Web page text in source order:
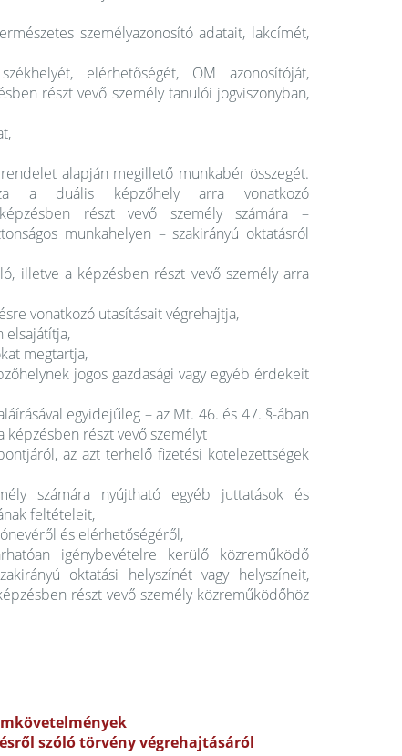
személyazonosító adatait, lakcímét,
elérhetőségét, OM azonosítóját,
részt vevő személy tanulói jogviszonyban,
alapján megillető munkabér összegét.
a duális képzőhely arra vonatkozó
részt vevő személy számára –
munkahelyen – szakirányú oktatásról
illetve a képzésben részt vevő személy arra
vonatkozó utasításait végrehajtja,
elsajátítja,
megtartja,
jogos gazdasági vagy egyéb érdekeit
egyidejűleg – az Mt. 46. és 47. §-ában
részt vevő személyt
az azt terhelő fizetési kötelezettségek
számára nyújtható egyéb juttatások és
feltételeit,
és elérhetőségéről,
igénybevételre kerülő közreműködő
oktatási helyszínét vagy helyszíneit,
részt vevő személy közreműködőhöz
szóló törvény végrehajtásáról